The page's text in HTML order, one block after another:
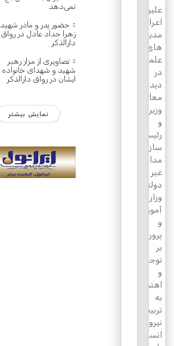
علیرضا
اعرافی،
مدیرحوزه
های
علمیه
در
دیدار
معاون
وزیر
و
رئیس
سازمان
مدارس
غیر
دولتی
وزارت
آموزش
و
پرورش
بر
توجه
و
اهتمام
به
تربیت
نیروی
انسانی
نمی‌دهد
حضور پدر و مادر شهید
زهرا حداد عادل در رواق
دارالذکر
تصاویری از مزار رهبر
شهید و شهدای خانواده
ایشان در رواق دارالذکر
نمایش بیشتر